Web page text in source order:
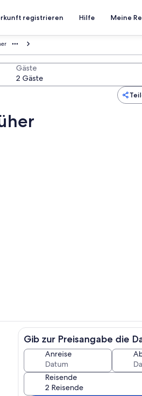
registrieren Hilfe Meine
Gäste
Gib zur Preisangabe die
Anreise
Reisende